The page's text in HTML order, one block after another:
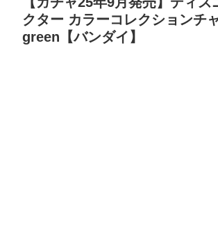
クター カラーコレクションチ
green【バンダイ】